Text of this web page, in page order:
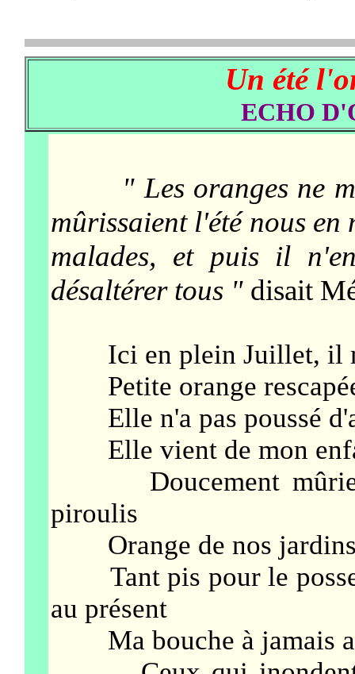
Un été
ECHO
" Les oranges ne
mûrissaient l'été nous
malades, et puis il
désaltérer tous " disait
Ici en plein Juillet, il
Petite orange
Elle n'a pas poussé
Elle vient de mon
Doucement mûrie
piroulis
Orange de nos jardins
Tant pis pour le
au présent
Ma bouche à jamais